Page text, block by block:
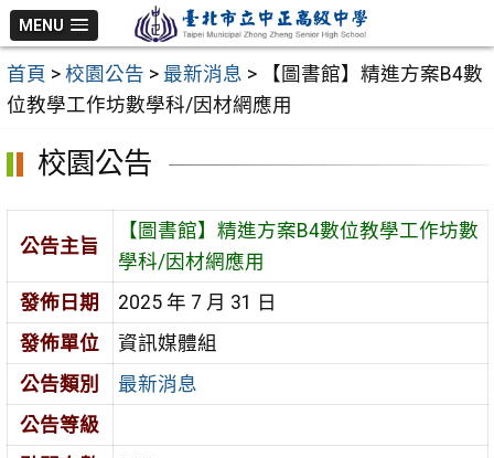
跳
至
主
要
MENU
首頁 > 校園公告 > 最新消息 >
【圖書館】精進方案B4數
位教學工作坊數學科/因材網應用
校園公告
公告主旨
【圖書館】精進方案B4數位教學工作坊數
學科/因材網應用
發佈日期
2025 年 7 月 31 日
發佈單位
資訊媒體組
公告類別
最新消息
公告等級